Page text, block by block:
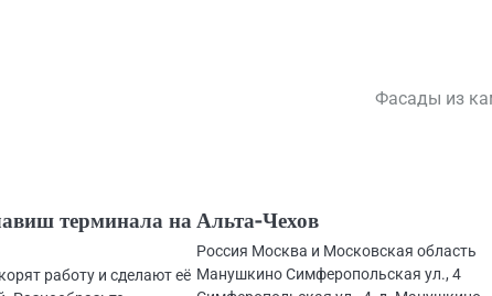
Фасады из
терминала на
работу и сделают её
Альта-Чехов
Россия Москва и Московская область
Манушкино Симферопольская ул., 4